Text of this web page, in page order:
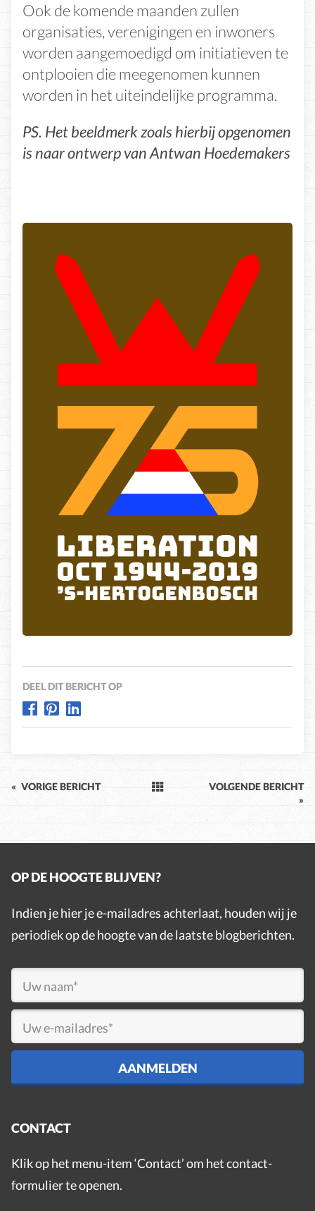
Ook de komende maanden zullen
organisaties, verenigingen en inwoners
worden aangemoedigd om initiatieven te
ontplooien die meegenomen kunnen
worden in het uiteindelijke programma.
PS. Het beeldmerk zoals hierbij opgenomen
is naar ontwerp van Antwan Hoedemakers
DEEL DIT BERICHT OP
« VORIGE BERICHT
VOLGENDE BERICHT
»
OP DE HOOGTE BLIJVEN?
Indien je hier je e-mailadres achterlaat, houden wij je
periodiek op de hoogte van de laatste blogberichten.
CONTACT
Klik op het menu-item ‘Contact’ om het contact-
formulier te openen.